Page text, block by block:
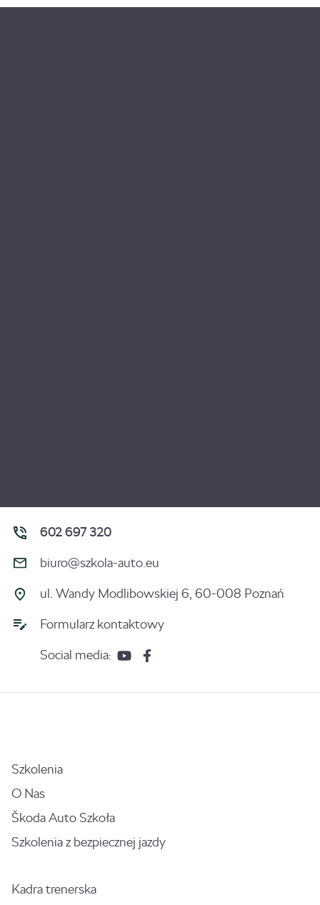
602 697 320
biuro@szkola-auto.eu
ul. Wandy Modlibowskiej 6, 60-008 Poznań
Formularz kontaktowy
Social media:
Szkolenia
O Nas
Škoda Auto Szkoła
Szkolenia z bezpiecznej jazdy
Kadra trenerska